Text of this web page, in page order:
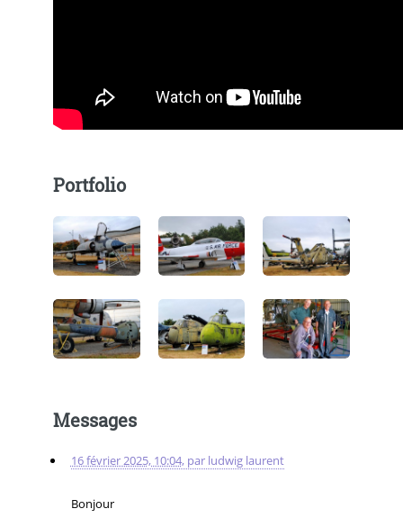
Portfolio
Messages
16 février 2025, 10:04, par ludwig laurent
Bonjour